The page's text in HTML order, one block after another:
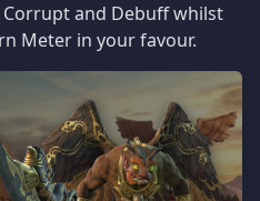
and Debuff whilst
Meter in your favour.